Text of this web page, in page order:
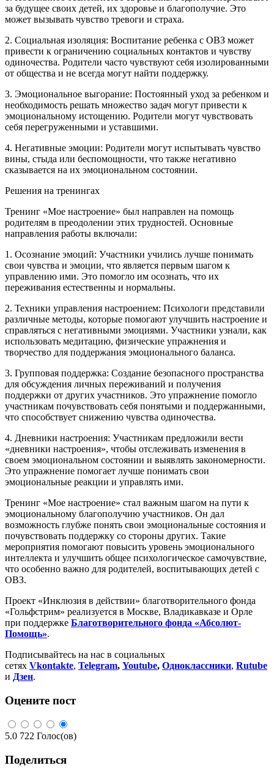
за будущее своих детей, их здоровье и благополучие. Это
может вызывать чувство тревоги и страха.
2. Социальная изоляция: Воспитание ребенка с ОВЗ может
привести к ограничению социальных контактов и чувству
одиночества. Родители часто чувствуют себя изолированными
от общества и не всегда могут найти поддержку.
3. Эмоциональное выгорание: Постоянный уход за ребенком и
необходимость решать множество задач могут привести к
эмоциональному истощению. Родители могут чувствовать
себя перегруженными и уставшими.
4. Негативные эмоции: Родители могут испытывать чувство
вины, стыда или беспомощности, что также негативно
сказывается на их эмоциональном состоянии.
Решения на тренингах
Тренинг «Мое настроение» был направлен на помощь
родителям в преодолении этих трудностей. Основные
направления работы включали:
1. Осознание эмоций: Участники учились лучше понимать
свои чувства и эмоции, что является первым шагом к
управлению ими. Это помогло им осознать, что их
переживания естественны и нормальны.
2. Техники управления настроением: Психологи представили
различные методы, которые помогают улучшить настроение и
справляться с негативными эмоциями. Участники узнали, как
использовать медитацию, физические упражнения и
творчество для поддержания эмоционального баланса.
3. Групповая поддержка: Создание безопасного пространства
для обсуждения личных переживаний и получения
поддержки от других участников. Это упражнение помогло
участникам почувствовать себя понятыми и поддержанными,
что способствует снижению чувства одиночества.
4. Дневники настроения: Участникам предложили вести
«дневники настроения», чтобы отслеживать изменения в
своем эмоциональном состоянии и выявлять закономерности.
Это упражнение помогает лучше понимать свои
эмоциональные реакции и управлять ими.
Тренинг «Мое настроение» стал важным шагом на пути к
эмоциональному благополучию участников. Он дал
возможность глубже понять свои эмоциональные состояния и
почувствовать поддержку со стороны других. Такие
мероприятия помогают повысить уровень эмоционального
интеллекта и улучшить общее психологическое самочувствие,
что особенно важно для родителей, воспитывающих детей с
ОВЗ.
Проект «Инклюзия в действии» благотворительного фонда
«Гольфстрим» реализуется в Москве, Владикавказе и Орле
при поддержке Благотворительного фонда «Абсолют-
Помощь».
Подписывайтесь на нас в социальных
сетях Vkontakte, Telegram, Youtube, Одноклассники, Rutube
и Дзен.
Оцените пост
5.0 722 Голос(ов)
Поделиться